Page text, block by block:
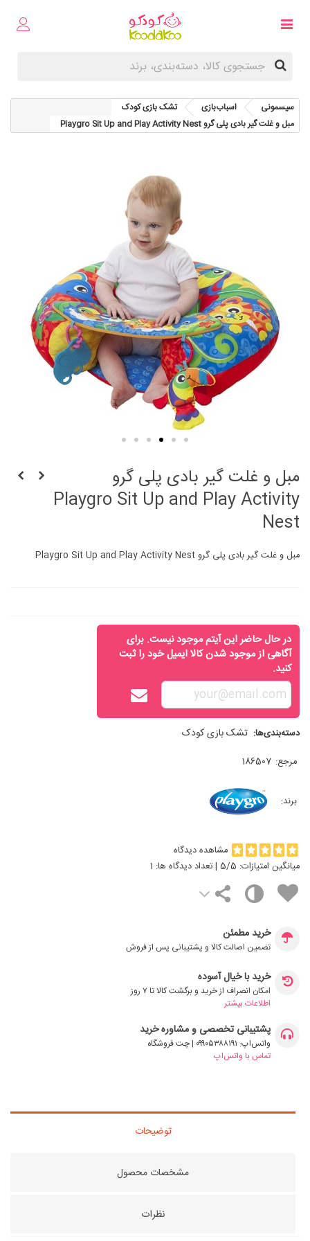
سیسمونی اسباب‌بازی
تشک بازی کودک
مبل و غلت گیر بادی پلی گرو Playgro Sit Up and Play Activity Nest
مبل و غلت گیر بادی پلی گرو
Playgro Sit Up and Play Activity
Nest
مبل و غلت گیر بادی پلی گرو Playgro Sit Up and Play Activity Nest
در حال حاضر این آیتم موجود نیست. برای
آگاهی از موجود شدن کالا ایمیل خود را ثبت
کنید.
دسته‌بندی‌ها: تشک بازی کودک
مرجع: 186507
برند:
مشاهده دیدگاه
میانگین امتیازات:
5/5 | تعداد دیدگاه ها: 1
خرید مطمئن
تضمین اصالت کالا و پشتیبانی پس از فروش
خرید با خیال آسوده
امکان انصراف از خرید و برگشت کالا تا ۷ روز
اطلاعات بیشتر
پشتیبانی تخصصی و مشاوره خرید
واتس‌اپ: ۰۹۹۰۵۳۸۸۱۹۱ | چت فروشگاه
تماس با واتس‌اپ
توضیحات
مشخصات محصول
نظرات